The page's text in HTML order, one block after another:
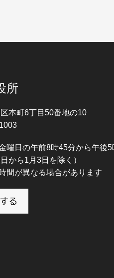
所
本町6丁目50番地の10
曜日の午前8時45分から午後
から1月3日を除く）
間が異なる場合があります